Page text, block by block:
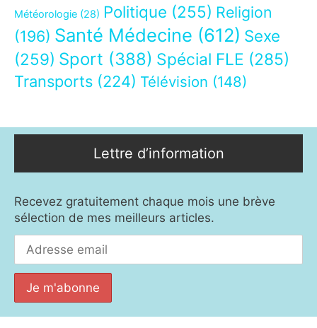
Météorologie (28) Politique (255) Religion
(196) Santé Médecine (612) Sexe
(259) Sport (388) Spécial FLE (285)
Transports (224) Télévision (148)
Lettre d’information
Recevez gratuitement chaque mois une brève
sélection de mes meilleurs articles.